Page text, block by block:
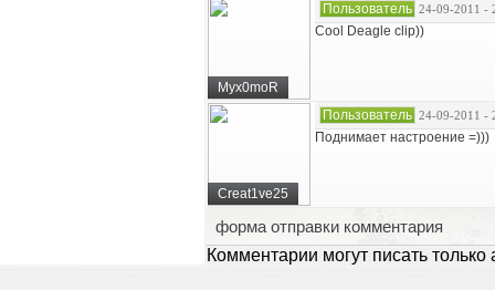
Myx0moR
Пользователь 24-09-2011 -
Cool Deagle clip))
Creat1ve25
Пользователь 24-09-2011 -
Поднимает настроение =)))
форма отправки комментария
Комментарии могут писать